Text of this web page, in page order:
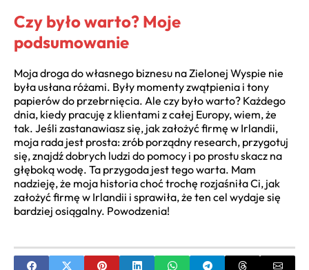
Czy było warto? Moje
podsumowanie
Moja droga do własnego biznesu na Zielonej Wyspie nie
była usłana różami. Były momenty zwątpienia i tony
papierów do przebrnięcia. Ale czy było warto? Każdego
dnia, kiedy pracuję z klientami z całej Europy, wiem, że
tak. Jeśli zastanawiasz się, jak założyć firmę w Irlandii,
moja rada jest prosta: zrób porządny research, przygotuj
się, znajdź dobrych ludzi do pomocy i po prostu skacz na
głęboką wodę. Ta przygoda jest tego warta. Mam
nadzieję, że moja historia choć trochę rozjaśniła Ci, jak
założyć firmę w Irlandii i sprawiła, że ten cel wydaje się
bardziej osiągalny. Powodzenia!